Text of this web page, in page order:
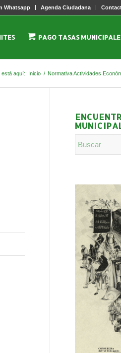
Whatsapp Agenda Ciudadana
PAGO TASAS
está aquí: Inicio / Normativa Actividades